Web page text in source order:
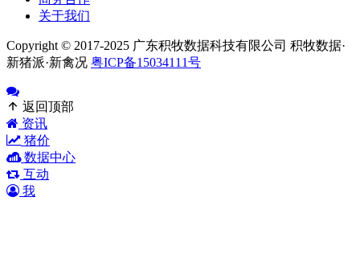
关于我们
Copyright © 2017-2025 广东积牧数据科技有限公司 积牧数据·
新猪派·新禽况 粤ICP备15034111号
返回顶部
资讯
猪价
数据中心
互动
我